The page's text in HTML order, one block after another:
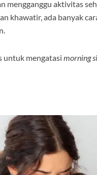
mengganggu aktivitas
khawatir, ada banyak
untuk mengatasi morning